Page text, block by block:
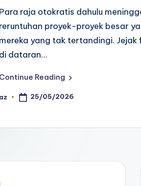
Para raja otokratis dahulu
reruntuhan proyek-proyek besar
mereka yang tak tertandingi.
di dataran…
Continue Reading
Posted
az 25/05/2026